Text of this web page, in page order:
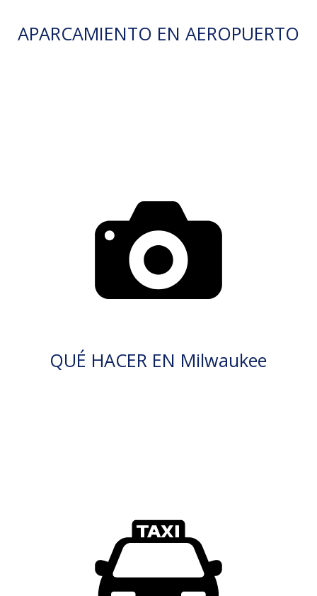
APARCAMIENTO EN AEROPUERTO
QUÉ HACER EN Milwaukee